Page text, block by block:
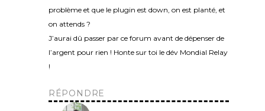
problème et que le plugin est down, on est planté, et
on attends ?
J’aurai dû passer par ce forum avant de dépenser de
l’argent pour rien ! Honte sur toi le dév Mondial Relay
!
RÉPONDRE